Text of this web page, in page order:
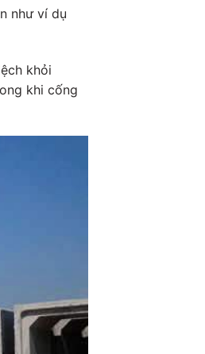
như ví dụ
khỏi
khi cống